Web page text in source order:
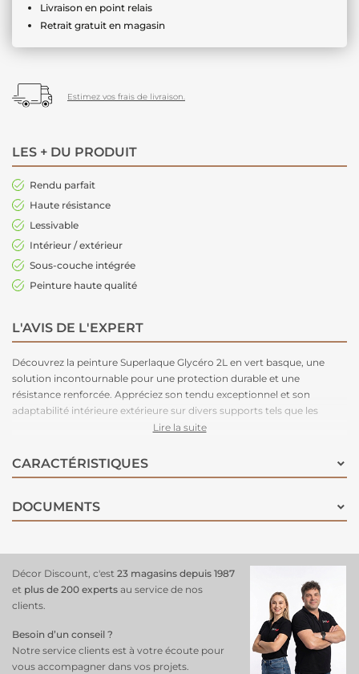
Livraison en point relais
Retrait gratuit en magasin
Estimez vos frais de livraison.
LES + DU PRODUIT
Rendu parfait
Haute résistance
Lessivable
Intérieur / extérieur
Sous-couche intégrée
Peinture haute qualité
L'AVIS DE L'EXPERT
Découvrez la peinture Superlaque Glycéro 2L en vert basque, une
solution incontournable pour une protection durable et une
résistance renforcée. Appréciez son tendu exceptionnel et son
adaptabilité intérieure extérieure sur divers supports tels que les
plinthes, les boiseries, les radiateurs, les portes... Cette formule
impeccables, garantissant une finition de qualité supérieure et une
préservation longue durée de vos surfaces, pour un effet durable et
Lire la suite
CARACTÉRISTIQUES
DOCUMENTS
Décor Discount, c'est 23 magasins depuis 1987
et plus de 200 experts au service de nos
clients.
Besoin d’un conseil ?
Notre service clients est à votre écoute pour
vous accompagner dans vos projets.